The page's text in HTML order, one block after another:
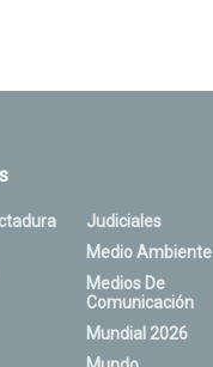
Judiciales
Medio Ambiente
Medios De
Comunicación
Mundial 2026